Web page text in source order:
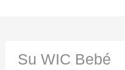
Su WIC Bebé